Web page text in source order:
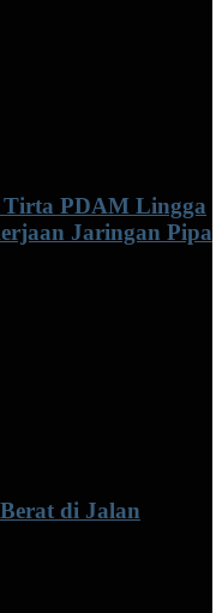
PDAM Lingga
Jaringan Pipa
di Jalan